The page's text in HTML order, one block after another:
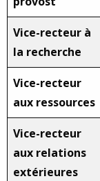
Vice-recteur à
la recherche
Vice-recteur
aux ressources
Vice-recteur
aux relations
extérieures